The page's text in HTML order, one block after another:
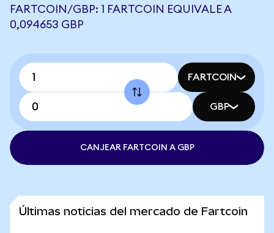
FARTCOIN/GBP: 1 FARTCOIN EQUIVALE A
0,094653 GBP
FARTCOIN
GBP
CANJEAR FARTCOIN A GBP
Últimas noticias del mercado de Fartcoin